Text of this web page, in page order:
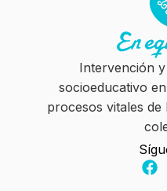
Intervención
socioeducativo
procesos vitales